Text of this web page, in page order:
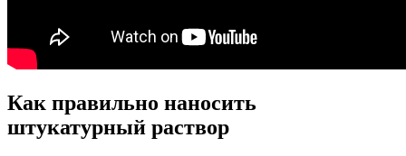
Как правильно наносить
штукатурный раствор